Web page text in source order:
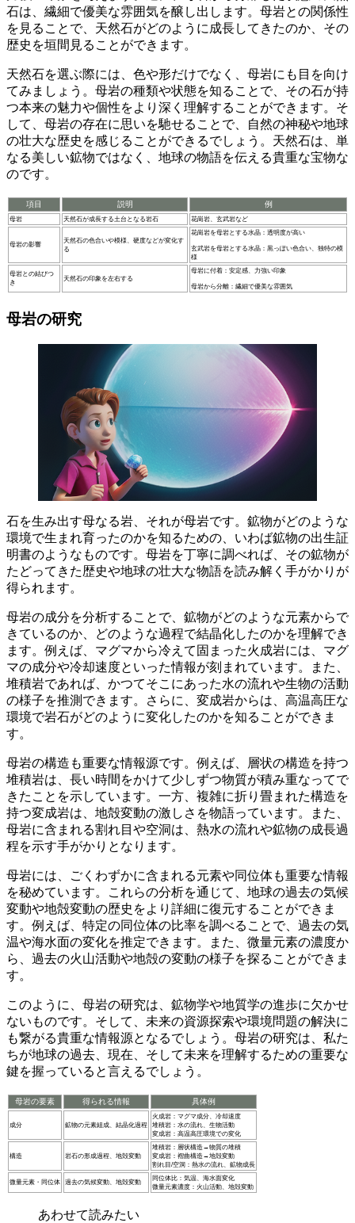
石は、繊細で優美な雰囲気を醸し出します。 母岩との関係性
を見ることで、天然石がどのように成長してきたのか、その
歴史を垣間見ることができます。
天然石を選ぶ際には、色や形だけでなく、母岩にも目を向け
てみましょう。 母岩の種類や状態を知ることで、その石が持
つ本来の魅力や個性をより深く理解することができます。 そ
して、母岩の存在に思いを馳せることで、自然の神秘や地球
の壮大な歴史を感じることができるでしょう。天然石は、単
なる美しい鉱物ではなく、地球の物語を伝える貴重な宝物な
のです。
項目 説明 例
母岩 天然石が成長する土台となる岩石 花崗岩、玄武岩など
母岩の影響
天然石の色合いや模様、硬度などが変化す
る
花崗岩を母岩とする水晶：透明度が高い
玄武岩を母岩とする水晶：黒っぽい色合い、独特の模
様
母岩との結びつ
き
天然石の印象を左右する
母岩に付着：安定感、力強い印象
母岩から分離：繊細で優美な雰囲気
母岩の研究
石を生み出す母なる岩 、それが母岩です。鉱物がどのような
環境で生まれ育ったのかを知るための、いわば鉱物の出生証
明書のようなものです。母岩を丁寧に調べれば、その鉱物が
たどってきた歴史や地球の壮大な物語を読み解く手がかりが
得られます。
母岩の成分を分析することで、鉱物がどのような元素からで
きているのか、どのような過程で結晶化したのかを理解でき
ます。例えば、マグマから冷えて固まった火成岩には、マグ
マの成分や冷却速度といった情報が刻まれています。また、
堆積岩であれば、かつてそこにあった水の流れや生物の活動
の様子を推測できます。さらに、変成岩からは、高温高圧な
環境で岩石がどのように変化したのかを知ることができま
す。
母岩の構造 も重要な情報源です。例えば、層状の構造を持つ
堆積岩は、長い時間をかけて少しずつ物質が積み重なってで
きたことを示しています。一方、複雑に折り畳まれた構造を
持つ変成岩は、地殻変動の激しさを物語っています。また、
母岩に含まれる割れ目 や空洞は、熱水の流れや鉱物の成長過
程を示す手がかりとなります。
母岩には、 ごくわずかに含まれる元素や同位体も重要な情報
を秘めています。これらの分析を通じて、地球の過去の気候
変動や地殻変動の歴史をより詳細に復元することができま
す。例えば、特定の同位体の比率を調べることで、過去の気
温や海水面の変化を推定できます。また、微量元素の濃度か
ら、過去の火山活動や地殻の変動の様子を探ることができま
す。
このように、母岩の研究は、鉱物学や地質学の進歩に欠かせ
ないものです。そして、未来の資源探索や環境問題の解決に
も繋がる貴重な情報源となるでしょう。母岩の研究は、私た
ちが地球の過去、現在、そして未来を理解するための重要な
鍵を握っていると言えるでしょう。
母岩の要素 得られる情報 具体例
成分 鉱物の元素組成、結晶化過程
火成岩：マグマ成分、冷却速度
堆積岩：水の流れ、生物活動
変成岩：高温高圧環境での変化
構造 岩石の形成過程、地殻変動
堆積岩：層状構造→物質の堆積
変成岩：褶曲構造→地殻変動
割れ目/空洞：熱水の流れ、鉱物成長
微量元素・同位体 過去の気候変動、地殻変動
同位体比：気温、海水面変化
微量元素濃度：火山活動、地殻変動
あわせて読みたい